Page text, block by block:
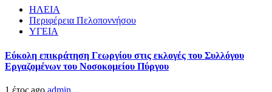
ΗΛΕΙΑ
Περιφέρεια Πελοποννήσου
ΥΓΕΙΑ
Εύκολη επικράτηση Γεωργίου στις εκλογές του Συλλόγου
Εργαζομένων του Νοσοκομείου Πύργου
1 έτος ago admin